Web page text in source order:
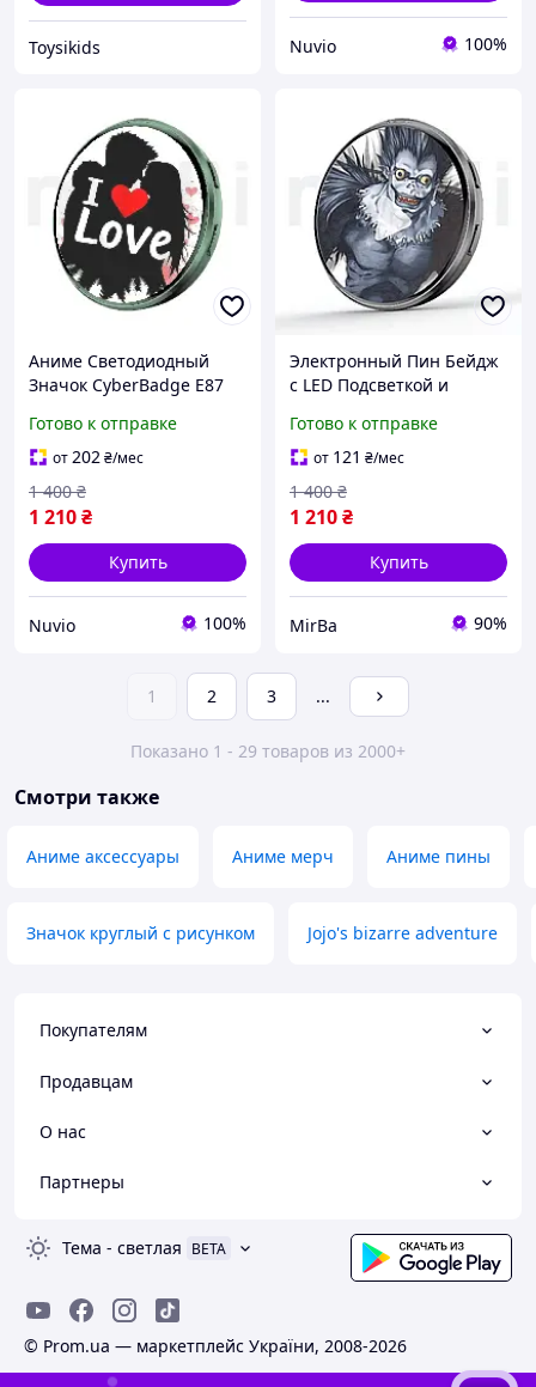
Toysikids Nuvio 100%
Аниме Светодиодный
Значок CyberBadge E87
Сенсорным HD Дисплеем
64MB, Блютузом и
Приложением,
Электронный Пин
Готово к отправке
от202₴/мес
1 210₴
1 400 ₴
Купить
Nuvio 100%
Электронный Пин Бейдж
с LED Подсветкой и
CyberBadge E87 Черный
Миниатюрный Аниме
Значок с Дисплеем и
Bluetooth,
Готово к отправке
от 121 ₴/мес
1 210₴
1 400 ₴
Купить
MirBa 90%
1 2 3 ...
Показано 1 - 29 товаров из 2000+
Смотри также
Аниме аксессуары Аниме мерч Аниме пины
Значок круглый с рисунком Jojo's bizarre adventure
Покупателям
Продавцам
О нас
Партнеры
Тема - светлая BETA
© Prom.ua — маркетплейс України, 2008-2026